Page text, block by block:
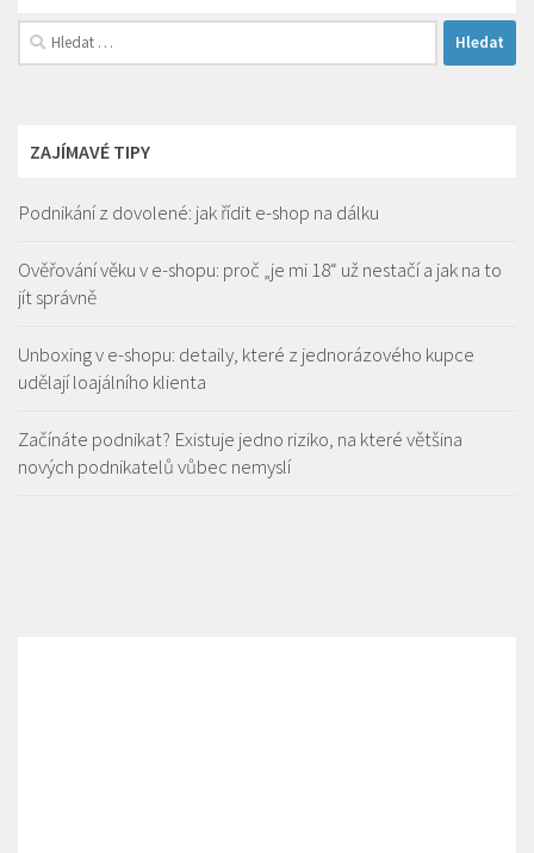
Vyhledávání
ZAJÍMAVÉ TIPY
Podnikání z dovolené: jak řídit e-shop na dálku
Ověřování věku v e-shopu: proč „je mi 18“ už nestačí a jak na to
jít správně
Unboxing v e-shopu: detaily, které z jednorázového kupce
udělají loajálního klienta
Začínáte podnikat? Existuje jedno riziko, na které většina
nových podnikatelů vůbec nemyslí